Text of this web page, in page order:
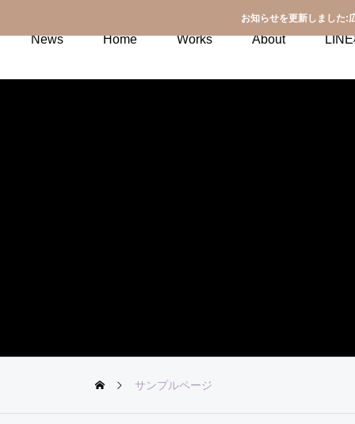
お知らせを更新しました:
News Home Works About
サンプルページ